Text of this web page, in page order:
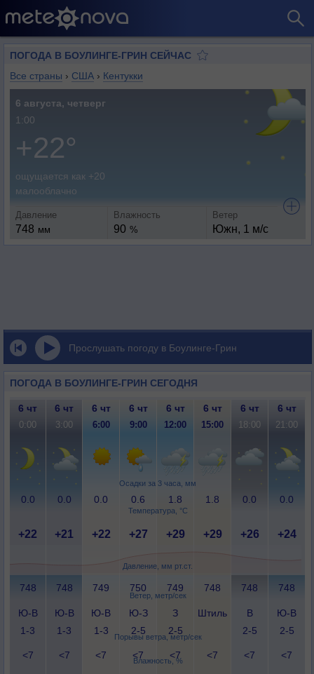
ПОГОДА В БОУЛИНГЕ-ГРИН СЕЙЧАС
Все страны › США › Кентукки
6 августа, четверг
1:00
+22°
ощущается как +20
малооблачно
Давление
748 мм
Влажность
90 %
Ветер
Южн, 1 м/с
Прослушать погоду в Боулинге-Грин
ПОГОДА В БОУЛИНГЕ-ГРИН СЕГОДНЯ
Осадки за 3 часа, мм
Температура, °C
Давление, мм рт.ст.
Ветер, метр/сек
Порывы ветра, метр/сек
Влажность, %
6 чт 6 чт 6 чт 6 чт 6 чт 6 чт 6 чт 6 чт
0:00 3:00 6:00 9:00 12:00 15:00 18:00 21:00
0.0 0.0 0.0 0.6 1.8 1.8 0.0 0.0
+22 +21 +22 +27 +29 +29 +26 +24
748 748 749 750 749 748 748 748
Ю-В
1-3
Ю-В
1-3
Ю-В
1-3
Ю-З
2-5
З
2-5
Штиль
В
2-5
Ю-В
2-5
<7 <7 <7 <7 <7 <7 <7 <7